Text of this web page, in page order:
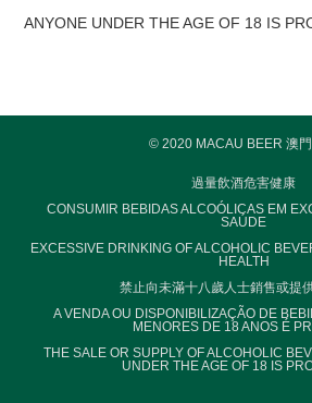
ANYONE UNDER THE AGE OF 18 IS
© 2020 MACAU BEER 澳
過量飲酒危害健康
CONSUMIR BEBIDAS ALCOÓLICAS EM
SAÚDE
EXCESSIVE DRINKING OF ALCOHOLIC
HEALTH
禁止向未滿十八歲人士銷售或提
A VENDA OU DISPONIBILIZAÇÃO DE
MENORES DE 18 ANOS É
THE SALE OR SUPPLY OF ALCOHOLIC
UNDER THE AGE OF 18 IS